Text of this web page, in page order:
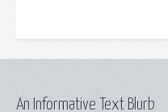
An Informative Text Blurb